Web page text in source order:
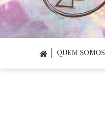
QUEM SOMOS